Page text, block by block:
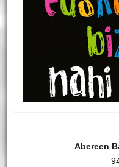
Abereen